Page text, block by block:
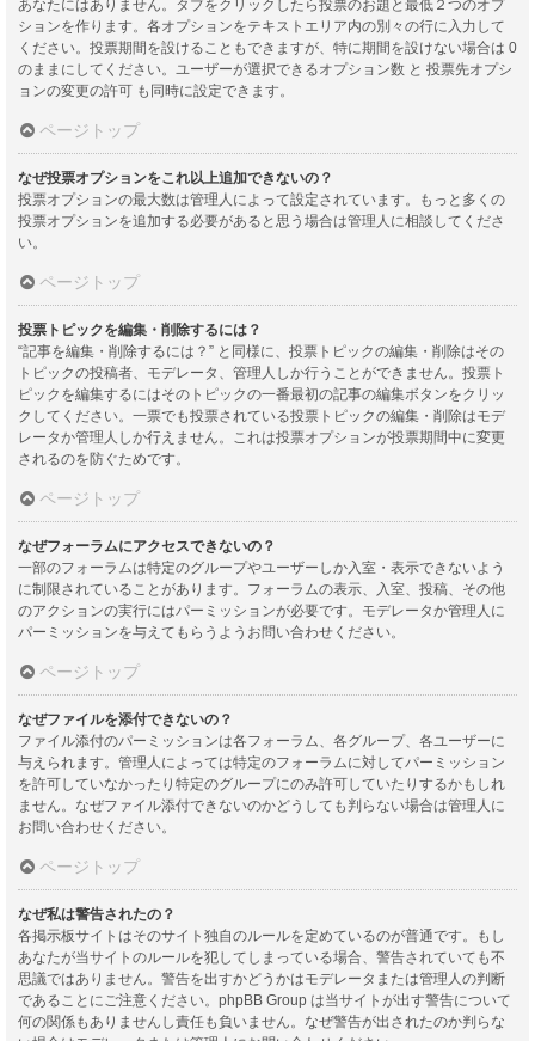
あなたにはありません。タブをクリックしたら投票のお題と最低２つのオプ
ションを作ります。各オプションをテキストエリア内の別々の行に入力して
ください。投票期間を設けることもできますが、特に期間を設けない場合は 0
のままにしてください。ユーザーが選択できるオプション数 と 投票先オプシ
ョンの変更の許可 も同時に設定できます。
ページトップ
なぜ投票オプションをこれ以上追加できないの？
投票オプションの最大数は管理人によって設定されています。もっと多くの
投票オプションを追加する必要があると思う場合は管理人に相談してくださ
い。
ページトップ
投票トピックを編集・削除するには？
“記事を編集・削除するには？” と同様に、投票トピックの編集・削除はその
トピックの投稿者、モデレータ、管理人しか行うことができません。投票ト
ピックを編集するにはそのトピックの一番最初の記事の編集ボタンをクリッ
クしてください。一票でも投票されている投票トピックの編集・削除はモデ
レータか管理人しか行えません。これは投票オプションが投票期間中に変更
されるのを防ぐためです。
ページトップ
なぜフォーラムにアクセスできないの？
一部のフォーラムは特定のグループやユーザーしか入室・表示できないよう
に制限されていることがあります。フォーラムの表示、入室、投稿、その他
のアクションの実行にはパーミッションが必要です。モデレータか管理人に
パーミッションを与えてもらうようお問い合わせください。
ページトップ
なぜファイルを添付できないの？
ファイル添付のパーミッションは各フォーラム、各グループ、各ユーザーに
与えられます。管理人によっては特定のフォーラムに対してパーミッション
を許可していなかったり特定のグループにのみ許可していたりするかもしれ
ません。なぜファイル添付できないのかどうしても判らない場合は管理人に
お問い合わせください。
ページトップ
なぜ私は警告されたの？
各掲示板サイトはそのサイト独自のルールを定めているのが普通です。もし
あなたが当サイトのルールを犯してしまっている場合、警告されていても不
思議ではありません。警告を出すかどうかはモデレータまたは管理人の判断
であることにご注意ください。phpBB Group は当サイトが出す警告について
何の関係もありませんし責任も負いません。なぜ警告が出されたのか判らな